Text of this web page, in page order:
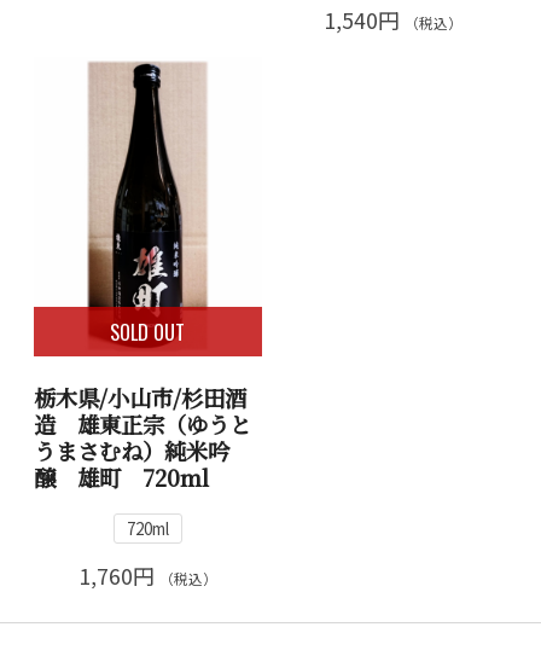
1,540円 （税込）
SOLD OUT
栃木県/小山市/杉田酒
造 雄東正宗（ゆうと
うまさむね）純米吟
醸 雄町 720ml
720ml
1,760円 （税込）